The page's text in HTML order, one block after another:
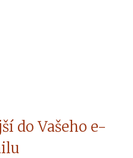
do Vašeho e-